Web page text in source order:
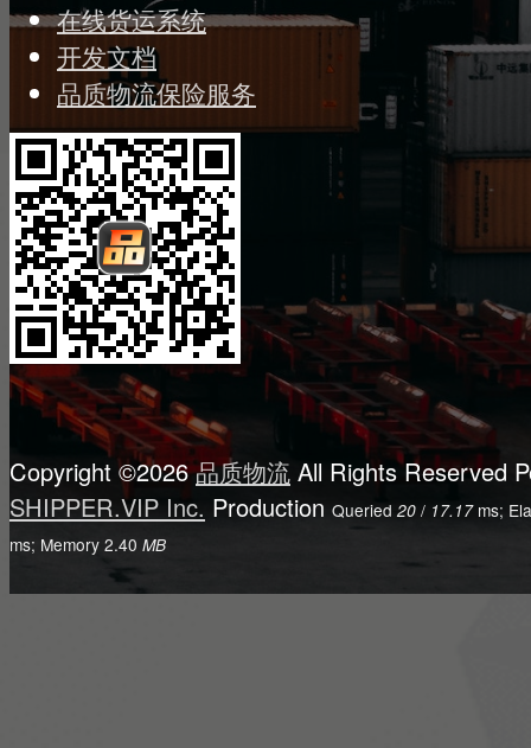
在线货运系统
开发文档
品质物流保险服务
Copyright ©2026品质物流 All Rights Reserved
SHIPPER.VIP Inc. Production Queried20 / 17.17ms;
ms; Memory 2.40 MB